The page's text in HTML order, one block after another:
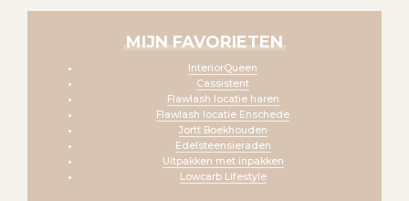
MIJN FAVORIETEN
InteriorQueen
Cassistent
Flawlash locatie haren
Flawlash locatie Enschede
Jortt Boekhouden
Edelsteensieraden
Uitpakken met inpakken
Lowcarb Lifestyle